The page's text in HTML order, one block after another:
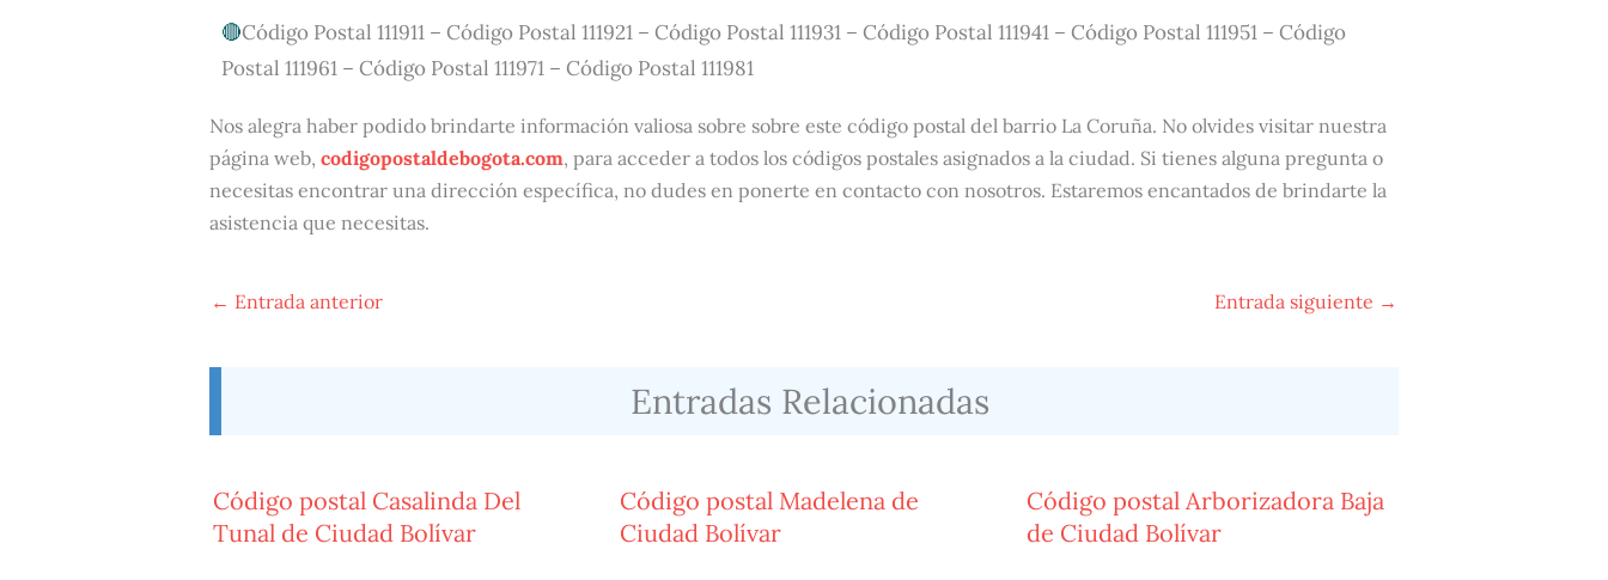
Código Postal 111911 – Código Postal 111921 – Código Postal 111931 – Código Postal 111941 – Código Postal 111951 – Código
Postal 111961 – Código Postal 111971 – Código Postal 111981
Nos alegra haber podido brindarte información valiosa sobre sobre este código postal del barrio La Coruña. No olvides visitar nuestra
página web, codigopostaldebogota.com, para acceder a todos los códigos postales asignados a la ciudad. Si tienes alguna pregunta o
necesitas encontrar una dirección específica, no dudes en ponerte en contacto con nosotros. Estaremos encantados de brindarte la
asistencia que necesitas.
← Entrada anterior Entrada siguiente →
Entradas Relacionadas
Código postal Casalinda Del
Tunal de Ciudad Bolívar
Código postal Madelena de
Ciudad Bolívar
Código postal Arborizadora Baja
de Ciudad Bolívar